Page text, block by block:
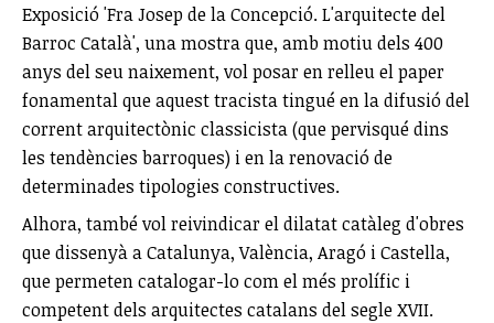
Exposició 'Fra Josep de la Concepció. L'arquitecte del
Barroc Català', una mostra que, amb motiu dels 400
anys del seu naixement, vol posar en relleu el paper
fonamental que aquest tracista tingué en la difusió del
corrent arquitectònic classicista (que pervisqué dins
les tendències barroques) i en la renovació de
determinades tipologies constructives.
Alhora, també vol reivindicar el dilatat catàleg d'obres
que dissenyà a Catalunya, València, Aragó i Castella,
que permeten catalogar-lo com el més prolífic i
competent dels arquitectes catalans del segle XVII.